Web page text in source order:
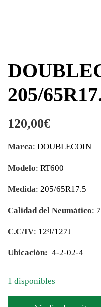
205/
120,00€
Marca: DOUBLECOIN
Modelo: RT600
Medida: 205/65R17.5
Calidad del Neumático:
C.C/IV: 129/127J
Ubicación: 4-2-02-4
1 disponibles